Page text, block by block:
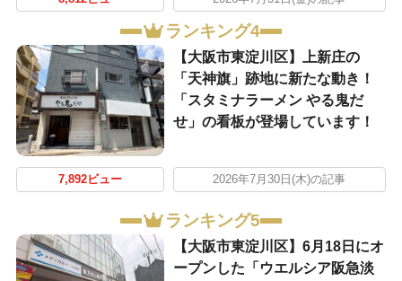
ランキング4
【大阪市東淀川区】上新庄の
「天神旗」跡地に新たな動き！
「スタミナラーメン やる鬼だ
せ」の看板が登場しています！
7,892ビュー 2026年7月30日(木)の記事
ランキング5
【大阪市東淀川区】6月18日にオ
ープンした「ウエルシア阪急淡